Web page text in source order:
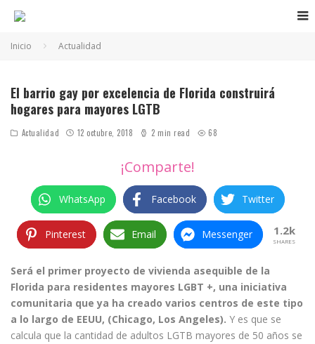
Inicio Actualidad
El barrio gay por excelencia de Florida construirá
hogares para mayores LGTB
Actualidad 12 octubre, 2018 2 min read 68
¡Comparte!
WhatsApp Facebook Twitter
Pinterest Email Messenger 1.2k
SHARES
Será el primer proyecto de vivienda asequible de la
Florida para residentes mayores LGBT +, una iniciativa
comunitaria que ya ha creado varios centros de este tipo
a lo largo de EEUU, (Chicago, Los Angeles). Y es que se
calcula que la cantidad de adultos LGTB mayores de 50 años se